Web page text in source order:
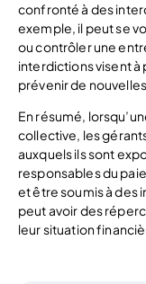
confronté à des
exemple, il peut se
ou contrôler une
interdictions visent
prévenir de
En résumé,
collective, les
auxquels ils sont
responsables du
et être soumis à des
peut avoir des
leur situation